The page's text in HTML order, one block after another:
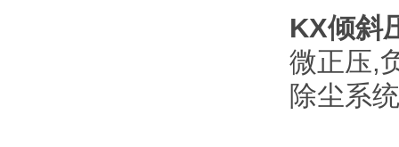
KX倾斜
微正压,
除尘系